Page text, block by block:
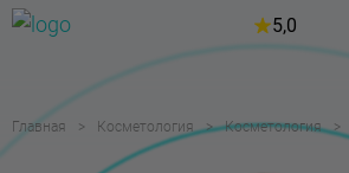
5,0
Главная Косметология Косметология